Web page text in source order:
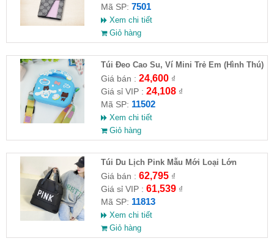
Mã SP: 7501
Xem chi tiết
Giỏ hàng
Túi Đeo Cao Su, Ví Mini Trẻ Em (Hình Thú)
Giá bán : 24,600₫
Giá sỉ VIP : 24,108₫
Mã SP: 11502
Xem chi tiết
Giỏ hàng
Túi Du Lịch Pink Mẫu Mới Loại Lớn
Giá bán : 62,795₫
Giá sỉ VIP : 61,539₫
Mã SP: 11813
Xem chi tiết
Giỏ hàng